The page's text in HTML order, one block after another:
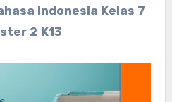
Indonesia Kelas 7
2 K13